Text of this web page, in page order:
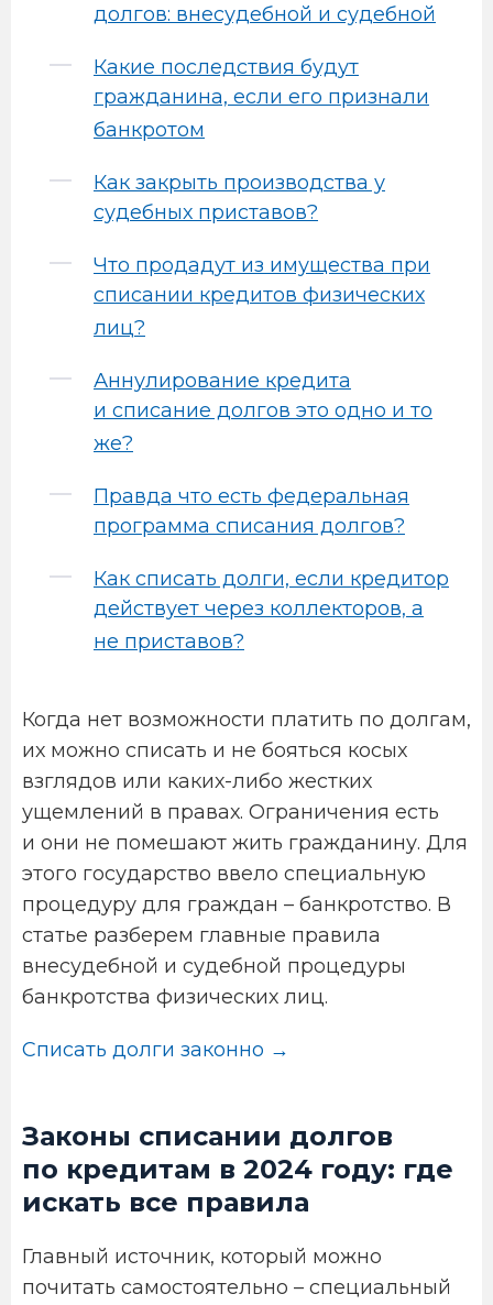
долгов: внесудебной и судебной
Какие последствия будут
гражданина, если его признали
банкротом
Как закрыть производства у
судебных приставов?
Что продадут из имущества при
списании кредитов физических
лиц?
Аннулирование кредита
и списание долгов это одно и то
же?
Правда что есть федеральная
программа списания долгов?
Как списать долги, если кредитор
действует через коллекторов, а
не приставов?
Когда нет возможности платить по долгам,
их можно списать и не бояться косых
взглядов или каких-либо жестких
ущемлений в правах. Ограничения есть
и они не помешают жить гражданину. Для
этого государство ввело специальную
процедуру для граждан – банкротство. В
статье разберем главные правила
внесудебной и судебной процедуры
банкротства физических лиц.
Списать долги законно →
Законы списании долгов
по кредитам в 2024 году: где
искать все правила
Главный источник, который можно
почитать самостоятельно – специальный